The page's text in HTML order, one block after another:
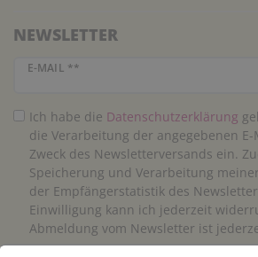
NEWSLETTER
E-MAIL **
Newsletter Honig
Ich habe die Daten­schutz­erklärung
die Verarbeitung der angegebenen
Zweck des Newsletterversands ein.
Speicherung und Verarbeitung
der Empfängerstatistik des
Einwilligung kann ich jederzeit
Abmeldung vom Newsletter ist